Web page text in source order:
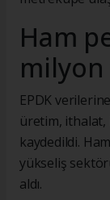
Ham
milyon
EPDK
üretim, ithalat,
kaydedildi.
yükseliş
aldı.